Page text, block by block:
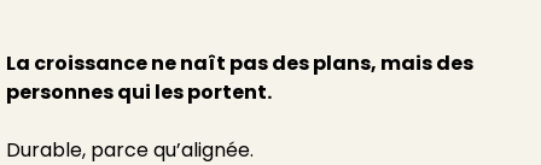
La croissance ne naît pas des plans, mais des
personnes qui les portent.
Durable, parce qu’alignée.